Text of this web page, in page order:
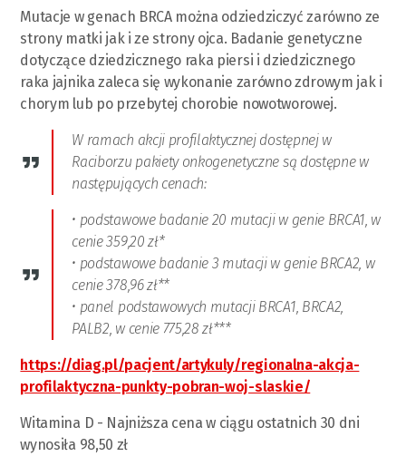
Mutacje w genach BRCA można odziedziczyć zarówno ze
strony matki jak i ze strony ojca. Badanie genetyczne
dotyczące dziedzicznego raka piersi i dziedzicznego
raka jajnika zaleca się wykonanie zarówno zdrowym jak i
chorym lub po przebytej chorobie nowotworowej.
W ramach akcji profilaktycznej dostępnej w
Raciborzu pakiety onkogenetyczne są dostępne w
następujących cenach:
• podstawowe badanie 20 mutacji w genie BRCA1, w
cenie 359,20 zł*
• podstawowe badanie 3 mutacji w genie BRCA2, w
cenie 378,96 zł**
• panel podstawowych mutacji BRCA1, BRCA2,
PALB2, w cenie 775,28 zł***
https://diag.pl/pacjent/artykuly/regionalna-akcja-
profilaktyczna-punkty-pobran-woj-slaskie/
Witamina D - Najniższa cena w ciągu ostatnich 30 dni
wynosiła 98,50 zł